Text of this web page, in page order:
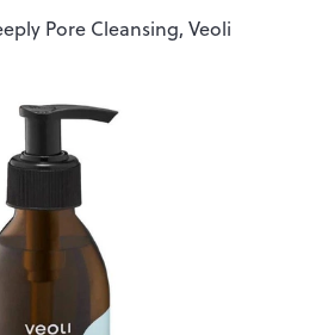
Pore Cleansing, Veoli